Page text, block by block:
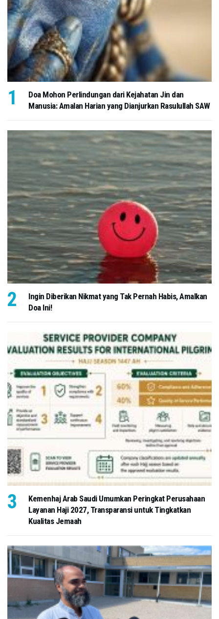
Doa Mohon Perlindungan dari Kejahatan Jin dan
Manusia: Amalan Harian yang Dianjurkan Rasulullah SAW
Ingin Diberikan Nikmat yang Tak Pernah Habis, Amalkan
Doa Ini!
Kemenhaj Arab Saudi Umumkan Peringkat Perusahaan
Layanan Haji 2027, Transparansi untuk Tingkatkan
Kualitas Jemaah